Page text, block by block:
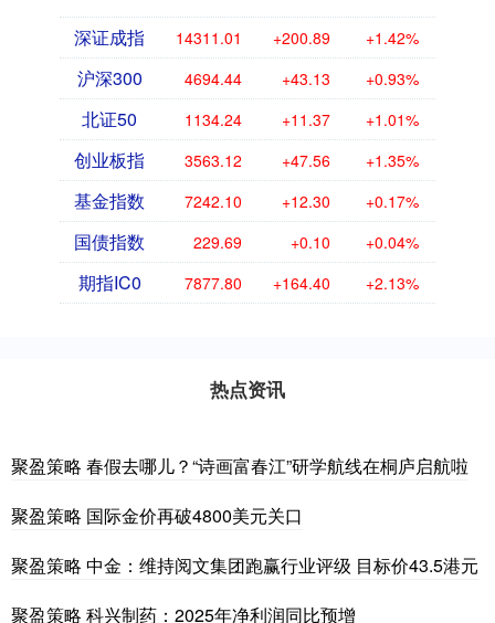
深证成指 14311.01 +200.89 +1.42%
沪深300 4694.44 +43.13 +0.93%
北证50 1134.24 +11.37 +1.01%
创业板指 3563.12 +47.56 +1.35%
基金指数 7242.10 +12.30 +0.17%
国债指数 229.69 +0.10 +0.04%
期指IC0 7877.80 +164.40 +2.13%
热点资讯
聚盈策略 春假去哪儿？“诗画富春江”研学航线在桐庐启航啦
聚盈策略 国际金价再破4800美元关口
聚盈策略 中金：维持阅文集团跑赢行业评级 目标价43.5港元
聚盈策略 科兴制药：2025年净利润同比预增